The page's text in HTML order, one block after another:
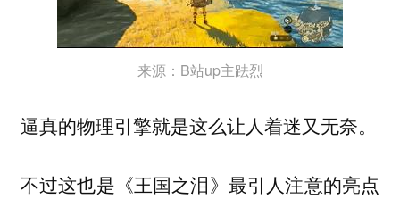
来源：B站up主䟩烈
逼真的物理引擎就是这么让人着迷又无奈。
不过这也是《王国之泪》最引人注意的亮点